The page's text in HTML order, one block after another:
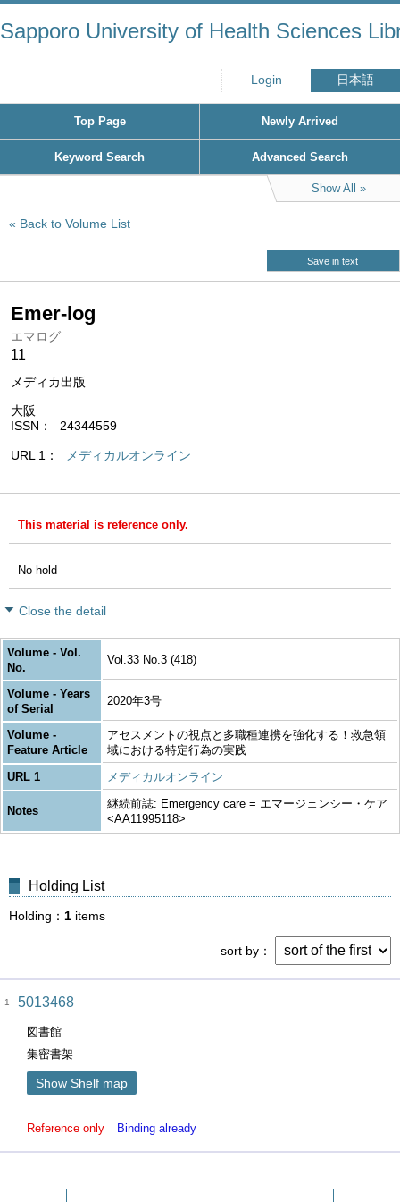
Sapporo University of Health Sciences
Login 日本語
Top Page Newly Arrived
Keyword Search Advanced Search
Show All
Back to Volume List
Save in text
Emer-log
エマログ
11
メディカ出版
大阪
ISSN
24344559
URL 1 メディカルオンライン
This material is reference only.
No hold
Close the detail
Volume - Vol.
No.
Vol.33 No.3 (418)
Volume - Years
of Serial
2020年3号
Volume -
Feature Article
アセスメントの視点と多職種連携を強化する！救急領
域における特定行為の実践
URL 1
メディカルオンライン
Notes
継続前誌: Emergency care = エマージェンシー・ケア
<AA11995118>
Holding List
Holding 1 items
sort by
1 5013468
図書館
集密書架
Show Shelf map
Reference only Binding already